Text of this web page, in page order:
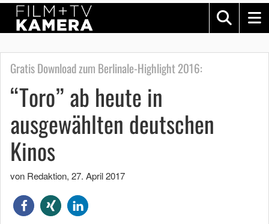
Gratis Download zum Berlinale-Highlight 2016:
“Toro” ab heute in
ausgewählten deutschen
Kinos
von Redaktion, 27. April 2017